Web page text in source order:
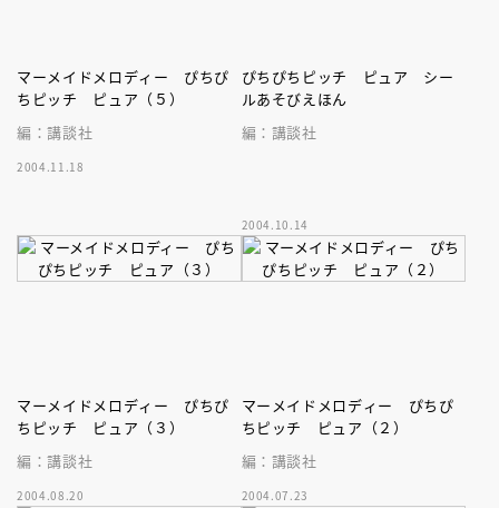
マーメイドメロディー ぴちぴ
ちピッチ ピュア（５）
編：講談社
2004.11.18
ぴちぴちピッチ ピュア シー
ルあそびえほん
編：講談社
2004.10.14
マーメイドメロディー ぴちぴ
ちピッチ ピュア（３）
編：講談社
2004.08.20
マーメイドメロディー ぴちぴ
ちピッチ ピュア（２）
編：講談社
2004.07.23